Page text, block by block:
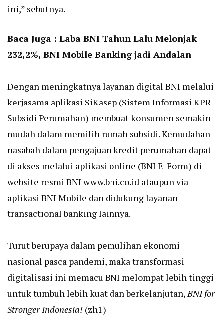
ini,” sebutnya.
Baca Juga : Laba BNI Tahun Lalu Melonjak
232,2%, BNI Mobile Banking jadi Andalan
Dengan meningkatnya layanan digital BNI melalui
kerjasama aplikasi SiKasep (Sistem Informasi KPR
Subsidi Perumahan) membuat konsumen semakin
mudah dalam memilih rumah subsidi. Kemudahan
nasabah dalam pengajuan kredit perumahan dapat
di akses melalui aplikasi online (BNI E-Form) di
website resmi BNI www.bni.co.id ataupun via
aplikasi BNI Mobile dan didukung layanan
transactional banking lainnya.
Turut berupaya dalam pemulihan ekonomi
nasional pasca pandemi, maka transformasi
digitalisasi ini memacu BNI melompat lebih tinggi
untuk tumbuh lebih kuat dan berkelanjutan,BNI for
Stronger Indonesia! (zh1)